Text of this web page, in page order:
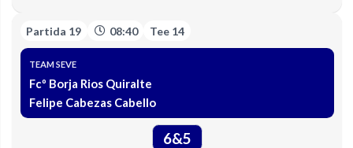
Partida 19 08:40 Tee 14
TEAM SEVE
Fcº Borja Rios Quiralte
Felipe Cabezas Cabello
6&5